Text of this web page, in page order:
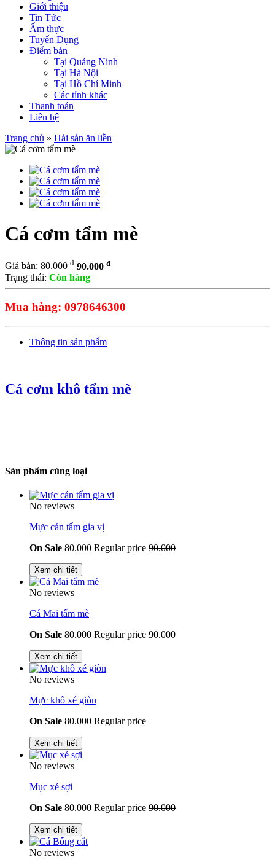
Giới thiệu
Tin Tức
Ẩm thực
Tuyển Dụng
Điểm bán
Tại Quảng Ninh
Tại Hà Nội
Tại Hồ Chí Minh
Các tỉnh khác
Thanh toán
Liên hệ
Trang chủ » Hải sản ăn liền
Cá cơm tẩm mè
Giá bán: 80.000 đ 90.000đ
Trạng thái: Còn hàng
Mua hàng: 0978646300
Thông tin sản phẩm
Cá cơm khô tẩm mè
Sản phẩm cùng loại
No reviews
Mực cán tẩm gia vị
On Sale 80.000 Regular price 90.000
Xem chi tiết
No reviews
Cá Mai tẩm mè
On Sale 80.000 Regular price 90.000
Xem chi tiết
No reviews
Mực khô xé giòn
On Sale 80.000 Regular price
Xem chi tiết
No reviews
Mục xé sợi
On Sale 80.000 Regular price 90.000
Xem chi tiết
No reviews